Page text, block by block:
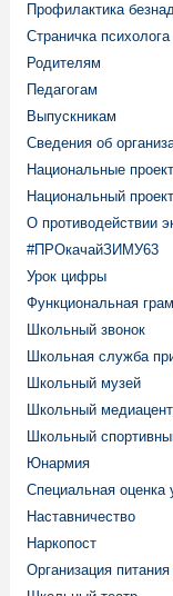
Профилактика
Страничка психолога
Родителям
Педагогам
Выпускникам
Сведения об
Национальные
Национальный
О противодействии
#ПРОкачайЗИМУ63
Урок цифры
Функциональная
Школьный звонок
Школьная служба
Школьный музей
Школьный
Школьный
Юнармия
Специальная оценка
Наставничество
Наркопост
Организация